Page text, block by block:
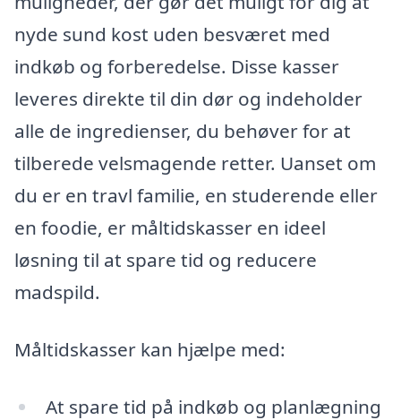
nyde sund kost uden besværet med
indkøb og forberedelse. Disse kasser
leveres direkte til din dør og indeholder
alle de ingredienser, du behøver for at
tilberede velsmagende retter. Uanset om
du er en travl familie, en studerende eller
en foodie, er måltidskasser en ideel
løsning til at spare tid og reducere
madspild.
Måltidskasser kan hjælpe med:
At spare tid på indkøb og planlægning